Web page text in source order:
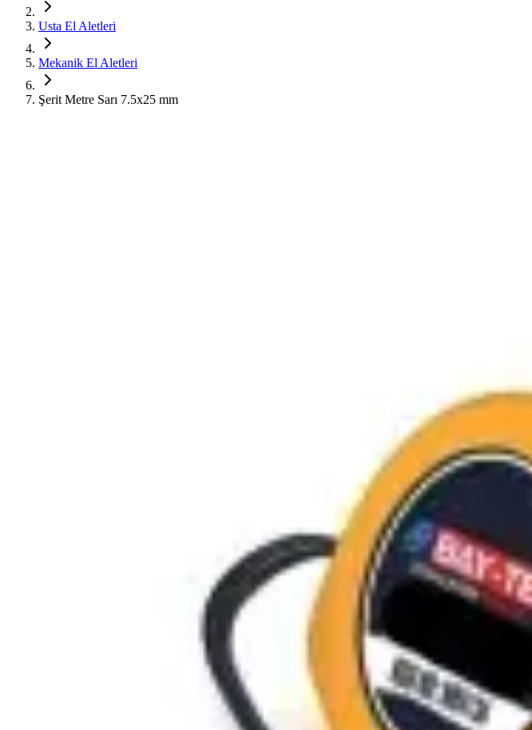
Usta El Aletleri
Mekanik El Aletleri
Şerit Metre Sarı 7.5x25 mm